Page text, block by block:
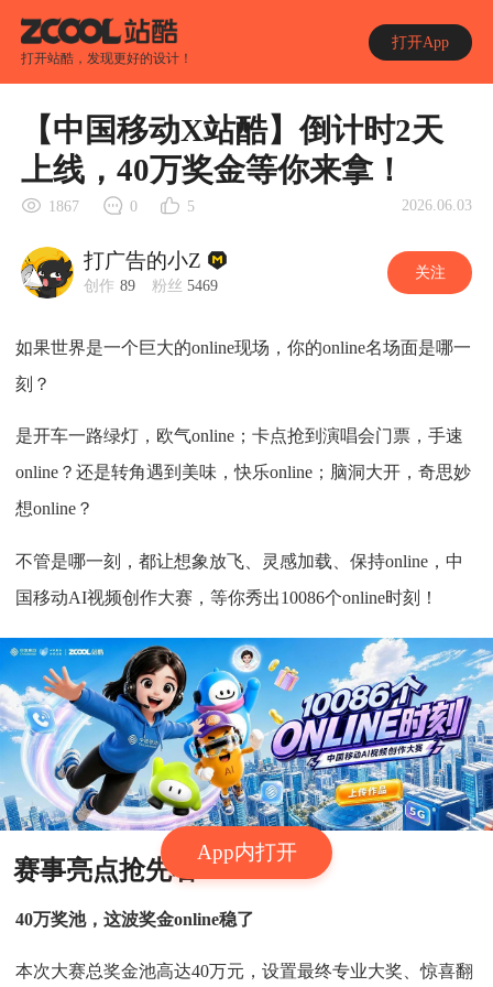
打开站酷，发现更好的设计！
打开App
App内打开
【中国移动X站酷】倒计时2天
上线，40万奖金等你来拿！
1867 0 5 2026.06.03
打广告的小Z
创作 89 粉丝 5469
关注
如果世界是一个巨大的online现场，你的online名场面是哪一
刻？
是开车一路绿灯，欧气online；卡点抢到演唱会门票，手速
online？还是转角遇到美味，快乐online；脑洞大开，奇思妙
想online？
不管是哪一刻，都让想象放飞、灵感加载、保持online，中
国移动AI视频创作大赛，等你秀出10086个online时刻！
赛事亮点抢先看
40万奖池，这波奖金online稳了
本次大赛总奖金池高达40万元，设置最终专业大奖、惊喜翻